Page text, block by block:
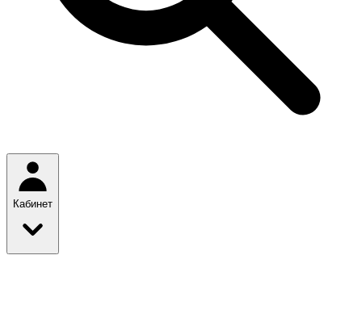
Кабинет